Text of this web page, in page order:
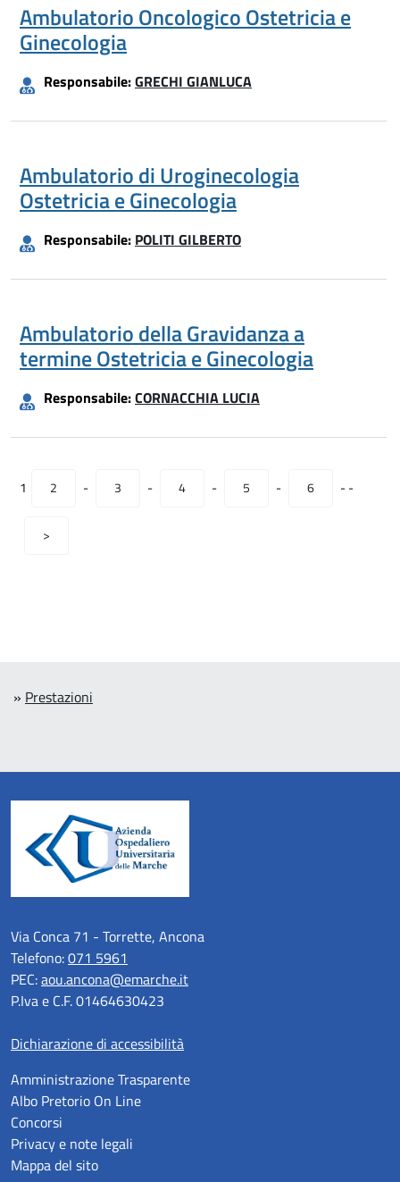
Ambulatorio Oncologico Ostetricia e
Ginecologia
Responsabile:GRECHI GIANLUCA
Ambulatorio di Uroginecologia
Ostetricia e Ginecologia
Responsabile: POLITI GILBERTO
Ambulatorio della Gravidanza a
termine Ostetricia e Ginecologia
Responsabile:CORNACCHIA LUCIA
1 2 - 3 - 4 - 5 - 6 --
>
» Prestazioni
Via Conca 71 - Torrette, Ancona
Telefono:071 5961
PEC:aou.ancona@emarche.it
P.Iva e C.F. 01464630423
Dichiarazione di accessibilità
Amministrazione Trasparente
Albo Pretorio On Line
Concorsi
Privacy e note legali
Mappa del sito